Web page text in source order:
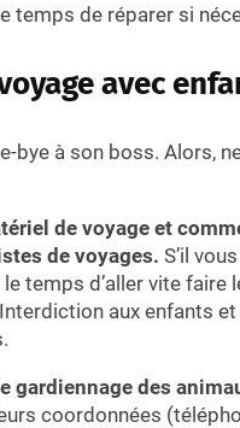
temps de réparer si
avec
bye à son boss. Alors,
de voyage et
de voyages. S’il
temps d’aller vite faire
aux enfants
gardiennage des
coordonnées